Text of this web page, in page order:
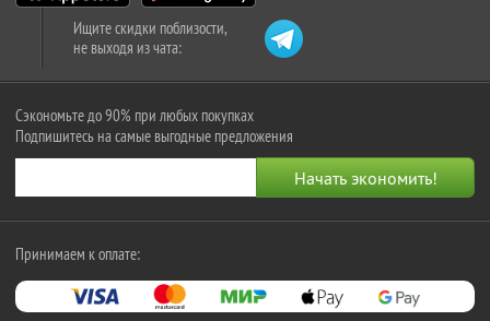
Ищите скидки поблизости,
не выходя из чата:
Сэкономьте до 90% при любых покупках
Подпишитесь на самые выгодные предложения
Принимаем к оплате: